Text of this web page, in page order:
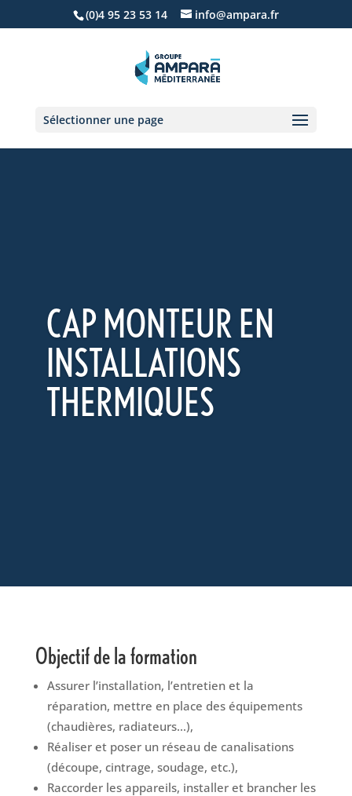
(0)4 95 23 53 14 info@ampara.fr
Sélectionner une page
CAP MONTEUR EN
INSTALLATIONS
THERMIQUES
Objectif de la formation
Assurer l’installation, l’entretien et la
réparation, mettre en place des équipements
(chaudières, radiateurs…),
Réaliser et poser un réseau de canalisations
(découpe, cintrage, soudage, etc.),
Raccorder les appareils, installer et brancher les